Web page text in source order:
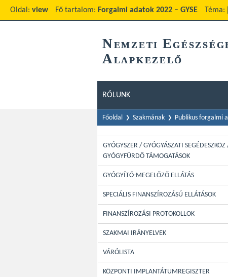
Oldal: view Fő tartalom: Forgalmi adatok 2022 – GYSE Téma:
NEMZETI E
ALAPKEZELŐ
RÓLUNK
Főoldal Szakmának Publikus forgalmi
GYÓGYSZER / GYÓGYÁSZATI SEGÉDESZKÖZ
GYÓGYFÜRDŐ TÁMOGATÁSOK
GYÓGYÍTÓ-MEGELŐZŐ ELLÁTÁS
SPECIÁLIS FINANSZÍROZÁSÚ ELLÁTÁSOK
FINANSZÍROZÁSI PROTOKOLLOK
SZAKMAI IRÁNYELVEK
VÁRÓLISTA
KÖZPONTI IMPLANTÁTUMREGISZTER